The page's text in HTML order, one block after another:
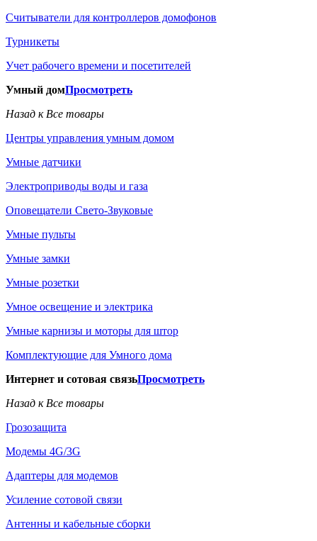
Считыватели для контроллеров домофонов
Турникеты
Учет рабочего времени и посетителей
Умный домПросмотреть
Назад к Все товары
Центры управления умным домом
Умные датчики
Электроприводы воды и газа
Оповещатели Свето-Звуковые
Умные пульты
Умные замки
Умные розетки
Умное освещение и электрика
Умные карнизы и моторы для штор
Комплектующие для Умного дома
Интернет и сотовая связьПросмотреть
Назад к Все товары
Грозозащита
Модемы 4G/3G
Адаптеры для модемов
Усиление сотовой связи
Антенны и кабельные сборки